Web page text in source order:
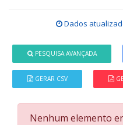
Dados
PESQUISA AVANÇADA
GERAR CSV
Nenhum elemento